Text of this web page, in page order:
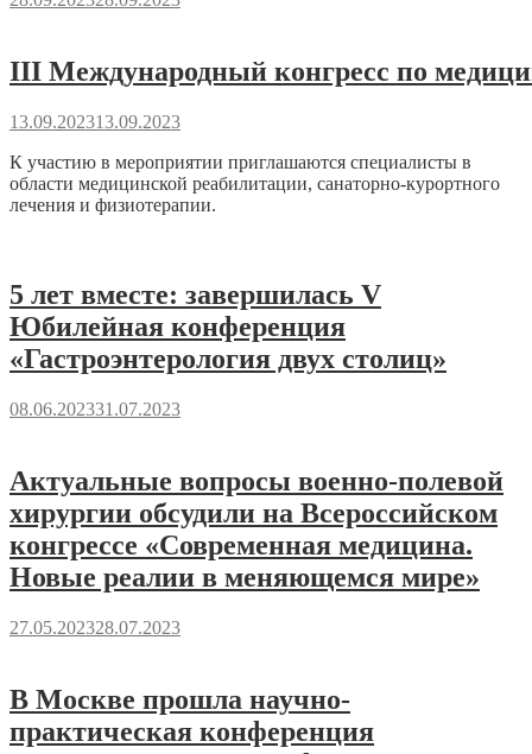
III Международный конгресс по
13.09.202313.09.2023
К участию в мероприятии приглашаются специалисты в
области медицинской реабилитации, санаторно-курортного
лечения и физиотерапии.
5 лет вместе: завершилась V
Юбилейная конференция
«Гастроэнтерология двух столиц»
08.06.202331.07.2023
Актуальные вопросы военно-полевой
хирургии обсудили на Всероссийском
конгрессе «Современная медицина.
Новые реалии в меняющемся мире»
27.05.202328.07.2023
В Москве прошла научно-
практическая конференция